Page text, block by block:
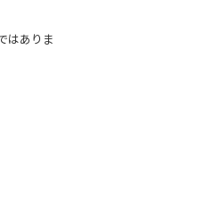
はありま